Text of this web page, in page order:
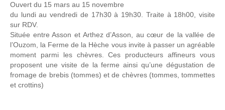
Ouvert du 15 mars au 15 novembre
du lundi au vendredi de 17h30 à 19h30. Traite à 18h00, visite
sur RDV.
Située entre Asson et Arthez d’Asson, au cœur de la vallée de
l’Ouzom, la Ferme de la Hèche vous invite à passer un agréable
moment parmi les chèvres. Ces producteurs affineurs vous
proposent une visite de la ferme ainsi qu’une dégustation de
fromage de brebis (tommes) et de chèvres (tommes, tommettes
et crottins)